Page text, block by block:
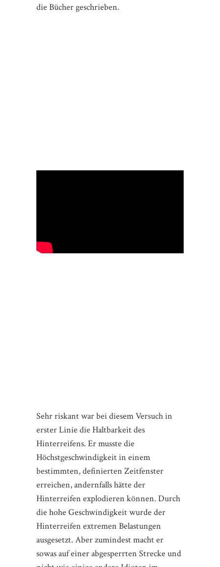
die Bücher geschrieben.
Sehr riskant war bei diesem Versuch in
erster Linie die Haltbarkeit des
Hinterreifens. Er musste die
Höchstgeschwindigkeit in einem
bestimmten, definierten Zeitfenster
erreichen, andernfalls hätte der
Hinterreifen explodieren können. Durch
die hohe Geschwindigkeit wurde der
Hinterreifen extremen Belastungen
ausgesetzt. Aber zumindest macht er
sowas auf einer abgesperrten Strecke und